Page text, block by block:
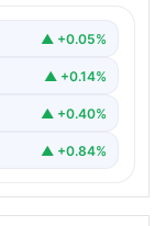
üzere
▲ +0.05%
▲ +0.14%
▲ +0.40%
▲ +0.84%